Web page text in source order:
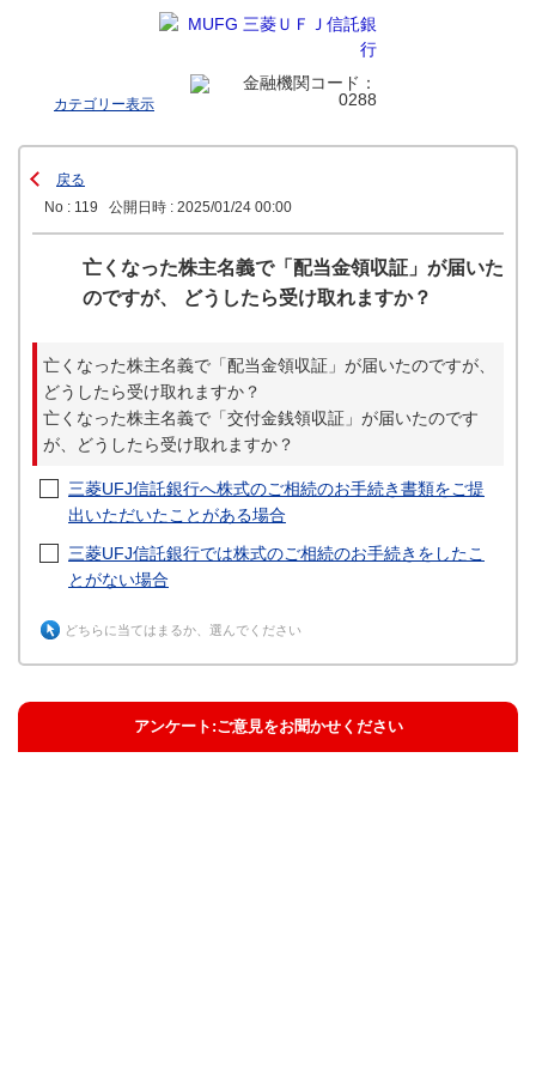
カテゴリー表示
戻る
No : 119
公開日時 : 2025/01/24 00:00
亡くなった株主名義で「配当金領収証」が届いた
のですが、 どうしたら受け取れますか？
亡くなった株主名義で「配当金領収証」が届いたのですが、
どうしたら受け取れますか？
亡くなった株主名義で「交付金銭領収証」が届いたのです
が、どうしたら受け取れますか？
三菱UFJ信託銀行へ株式のご相続のお手続き書類をご提
出いただいたことがある場合
三菱UFJ信託銀行では株式のご相続のお手続きをしたこ
とがない場合
どちらに当てはまるか、選んでください
アンケート:ご意見をお聞かせください